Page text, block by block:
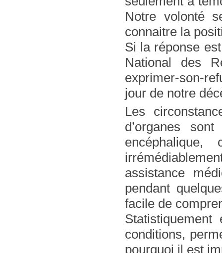
Notre volonté
connaitre la
Si la réponse
National des
exprimer-son-
jour de notre
Les
d’organes
assistance
pendant
facile de
conditions,
pourquoi il est